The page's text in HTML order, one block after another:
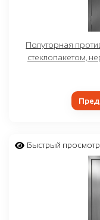
Полуторная
стеклопакетом,
Быстрый просмотр